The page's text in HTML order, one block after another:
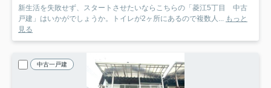
新生活を失敗せず、スタートさせたいならこちらの「菱江5丁目 中古
戸建」はいかがでしょうか。トイレが2ヶ所にあるので複数人... もっと
見る
中古一戸建